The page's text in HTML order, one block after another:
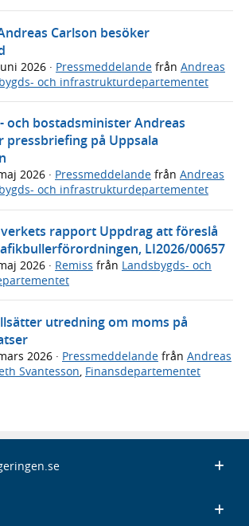
Carlson besöker
2026 · Pressmeddelande från Andreas
och infrastrukturdepartementet
bostadsminister Andreas
pressbriefing på Uppsala
2026 · Pressmeddelande från Andreas
och infrastrukturdepartementet
rapport Uppdrag att föreslå
LI2026/00657
2026 · Remiss från Landsbygds- och
utredning om moms på
2026 · Pressmeddelande från Andreas
Svantesson Finansdepartementet